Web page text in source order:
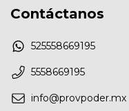
Contáctanos
525558669195
5558669195
info@provpoder.mx